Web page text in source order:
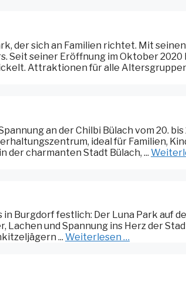
der sich an Familien richtet. Mit seinen
Seit seiner Eröffnung im Oktober 2020
Attraktionen für alle Altersgruppen
an der Chilbi Bülach vom 20. bis
ideal für Familien,
der charmanten Stadt Bülach, ...
in Burgdorf festlich: Der Luna Park auf
und Spannung ins Herz der
... Weiterlesen …